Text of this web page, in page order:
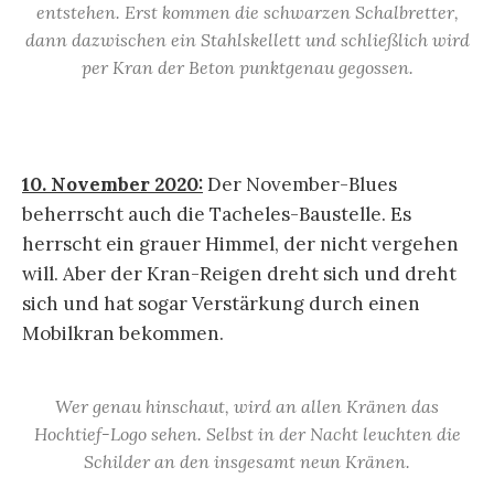
entstehen. Erst kommen die schwarzen Schalbretter,
dann dazwischen ein Stahlskellett und schließlich wird
per Kran der Beton punktgenau gegossen.
10. November 2020:Der November-Blues
beherrscht auch die Tacheles-Baustelle. Es
herrscht ein grauer Himmel, der nicht vergehen
will. Aber der Kran-Reigen dreht sich und dreht
sich und hat sogar Verstärkung durch einen
Mobilkran bekommen.
Wer genau hinschaut, wird an allen Kränen das
Hochtief-Logo sehen. Selbst in der Nacht leuchten die
Schilder an den insgesamt neun Kränen.